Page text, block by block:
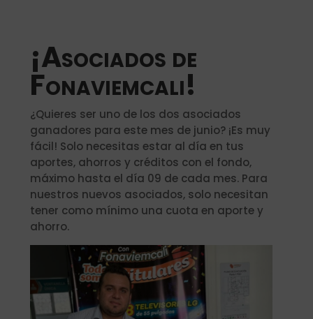
¡Asociadosde
Fonaviemcali!
¿Quieres ser uno de los dos asociados
ganadores para este mes de junio? ¡Es muy
fácil! Solo necesitas estar al día en tus
aportes, ahorros y créditos con el fondo,
máximo hasta el día 09 de cada mes. Para
nuestros nuevos asociados, solo necesitan
tener como mínimo una cuota en aporte y
ahorro.